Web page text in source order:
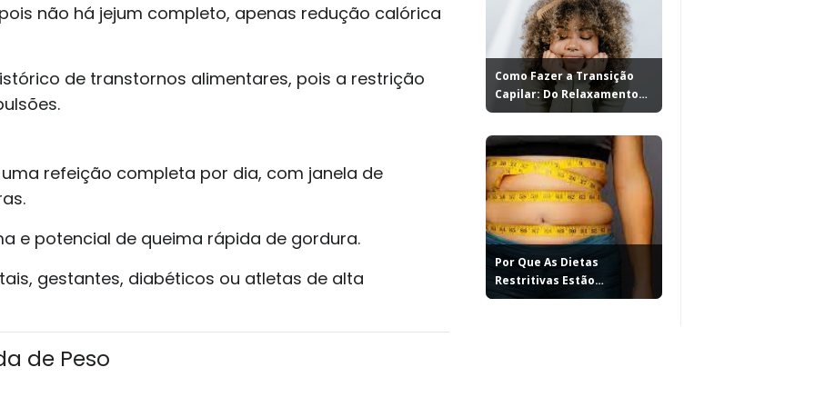
não há jejum completo, apenas redução calórica
de transtornos alimentares, pois a restrição
refeição completa por dia, com janela de
e potencial de queima rápida de gordura.
gestantes, diabéticos ou atletas de alta
de Peso
Como Fazer a Transição
Capilar: Do Relaxamento
ao...
Por Que As Dietas
Restritivas Estão
Sabotando Seu...